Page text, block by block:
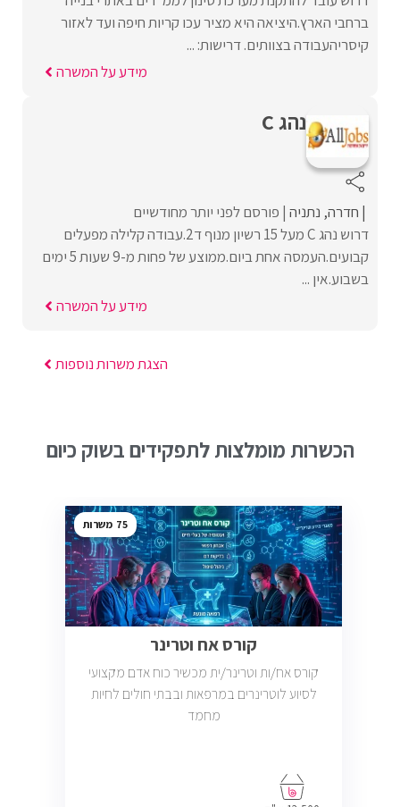
ברחבי הארץ.היציאה היא מציר עכו קריות חיפה ועד לאזור
קיסריהעבודה בצוותים. דרישות: ...
מידע על המשרה
נהג C
חדרה נתניה פורסם לפני יותר מחודשיים
דרוש נהג C מעל 15 רשיון מנוף ד2.עבודה קלילה מפעלים
קבועים.העמסה אחת ביום.ממוצע של פחות מ-9 שעות 5 ימים
בשבוע.אין ...
מידע על המשרה
הצגת משרות נוספות
הכשרות מומלצות לתפקידים בשוק כיום
75
קורס אח וטרינר
קורס אח/ות וטרינר/ית מכשיר כוח אדם מקצועי
לסיוע לוטרינרים במרפאות ובבתי חולים לחיות
מחמד